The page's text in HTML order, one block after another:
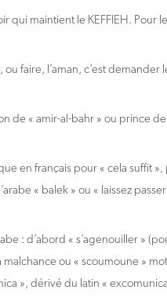
qui maintient le KEFFIEH. Pour
faire, l’aman, c’est demander
de « amir-al-bahr » ou prince
en français pour « cela suffit
« balek » ou « laissez
: d’abord « s’agenouiller »
malchance ou « scoumoune »
», dérivé du latin «